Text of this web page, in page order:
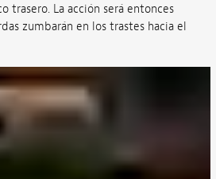
trasero. La acción será entonces
zumbarán en los trastes hacia el